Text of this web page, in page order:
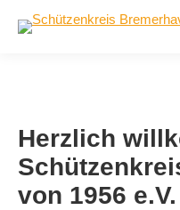
Herzlich
von 1956 e.V.